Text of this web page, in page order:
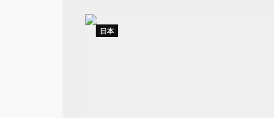
日本